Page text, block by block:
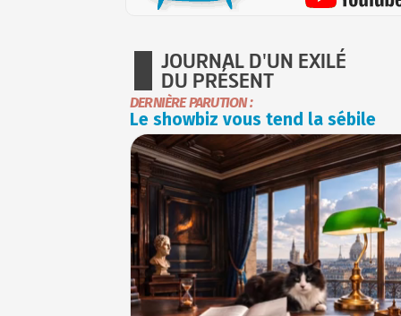
JOURNAL D'UN EXILÉ
DU PRÉSENT
DERNIÈRE PARUTION :
Le showbiz vous tend la sébile